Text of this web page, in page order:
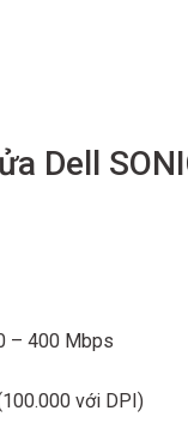
Dell
– 400 Mbps
với DPI)